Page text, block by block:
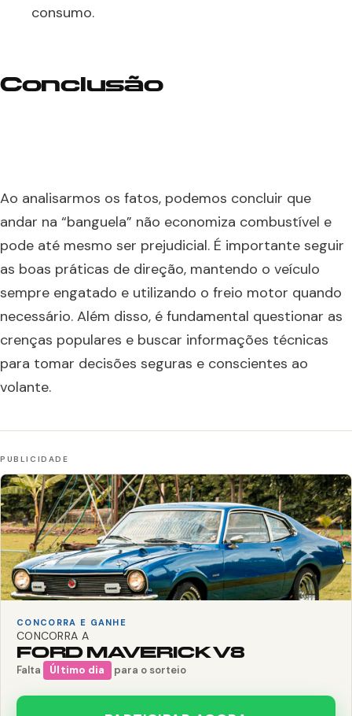
consumo.
Conclusão
Ao analisarmos os fatos, podemos concluir que
andar na “banguela” não economiza combustível e
pode até mesmo ser prejudicial. É importante seguir
as boas práticas de direção, mantendo o veículo
sempre engatado e utilizando o freio motor quando
necessário. Além disso, é fundamental questionar as
crenças populares e buscar informações técnicas
para tomar decisões seguras e conscientes ao
volante.
CONCORRA E GANHE
CONCORRA A
FORD MAVERICK V8
Falta Último dia para o sorteio